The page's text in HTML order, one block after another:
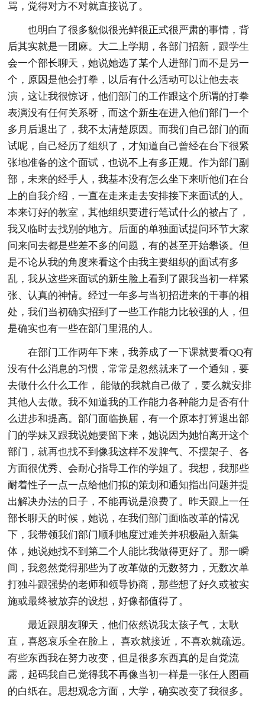
骂，觉得对方不对就直接说了。
也明白了很多貌似很光鲜很正式很严肃的事情，背
后其实就是一团麻。大二上学期，各部门招新，跟学生
会一个部长聊天，她说她选了某个人进部门而不是另一
个，原因是他会打拳，以后有什么活动可以让他去表
演，这让我很惊讶，他们部门的工作跟这个所谓的打拳
表演没有任何关系呀，而这个新生在进入他们部门一个
多月后退出了，我不太清楚原因。而我们自己部门的面
试呢，自己经历了组织了，才知道自己曾经在台下很紧
张地准备的这个面试，也说不上有多正规。作为部门副
部，未来的经手人，我基本没有怎么坐下来听他们在台
上的自我介绍，一直在走来走去安排接下来面试的人。
本来订好的教室，其他组织要进行笔试什么的被占了，
我又临时去找别的地方。后面的单独面试提问环节大家
问来问去都是些差不多的问题，有的甚至开始攀谈。但
是不论从我的角度来看这个由我主要组织的面试有多
乱，我从这些来面试的新生脸上看到了跟我当初一样紧
张、认真的神情。经过一年多与当初招进来的干事的相
处，我们当初确实招到了一些工作能力比较强的人，但
是确实也有一些在部门里混的人。
在部门工作两年下来，我养成了一下课就要看QQ有
没有什么消息的习惯，常常是忽然就来了一个通知，要
去做什么什么工作， 能做的我就自己做了，要么就安排
其他人去做。我不知道我的工作能力各种能力是否有什
么进步和提高。部门面临换届，有一个原本打算退出部
门的学妹又跟我说她要留下来，她说因为她怕离开这个
部门，就再也找不到像我这样不发脾气、不摆架子、各
方面很优秀、会耐心指导工作的学姐了。我想，我那些
耐着性子一点一点给他们拟的策划和通知指出问题并提
出解决办法的日子，不能再说是浪费了。昨天跟上一任
部长聊天的时候，她说，在我们部门面临改革的情况
下，我带领我们部门顺利地度过难关并积极融入新集
体，她说她找不到第二个人能比我做得更好了。那一瞬
间，我忽然觉得那些为了改革做的无数努力，无数次单
打独斗跟强势的老师和领导协商，那些想了好久或被实
施或最终被放弃的设想，好像都值得了。
最近跟朋友聊天，他们依然说我太孩子气，太耿
直，喜怒哀乐全在脸上， 喜欢就接近，不喜欢就疏远。
有些东西我在努力改变，但是很多东西真的是自觉流
露，起码我自己觉得我不再像当初一样是一张任人图画
的白纸在。思想观念方面，大学，确实改变了我很多。